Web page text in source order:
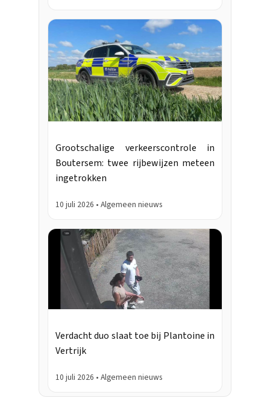
Grootschalige verkeerscontrole in
Boutersem: twee rijbewijzen meteen
ingetrokken
10 juli 2026 • Algemeen nieuws
Verdacht duo slaat toe bij Plantoine in
Vertrijk
10 juli 2026 • Algemeen nieuws